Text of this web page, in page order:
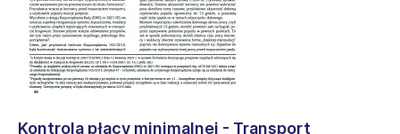
Kontrola płacy minimalnej - Transport